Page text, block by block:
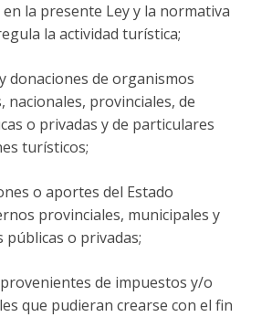
la presente Ley y la normativa
la actividad turística;
donaciones de organismos
nacionales, provinciales, de
o privadas y de particulares
turísticos;
o aportes del Estado
provinciales, municipales y
o privadas;
de impuestos y/o
que pudieran crearse con el fin